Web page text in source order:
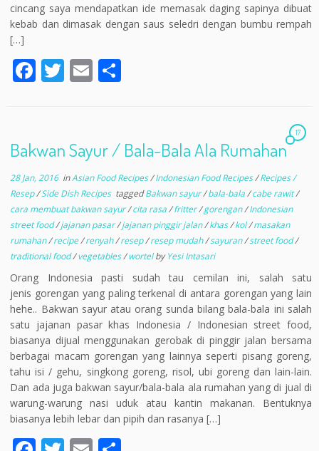
cincang saya mendapatkan ide memasak daging sapinya dibuat
kebab dan dimasak dengan saus seledri dengan bumbu rempah
[…]
F
o
o
k
T
er
E
e
Bakwan Sayur / Bala-Bala Ala Rumahan
17
28 Jan, 2016inAsian Food Recipes/Indonesian Food Recipes/Recipes /
Resep/Side Dish Recipes taggedBakwan sayur/bala-bala/cabe rawit/
cara membuat bakwan sayur/cita rasa/fritter/gorengan/Indonesian
street food/jajanan pasar/jajanan pinggir jalan/khas/kol/masakan
rumahan/recipe/renyah/resep/resep mudah/sayuran/street food/
traditional food/vegetables/wortelbyYesi Intasari
Orang Indonesia pasti sudah tau cemilan ini, salah satu
jenis gorengan yang paling terkenal di antara gorengan yang lain
hehe.. Bakwan sayur atau orang sunda bilang bala-bala ini salah
satu jajanan pasar khas Indonesia / Indonesian street food,
biasanya dijual menggunakan gerobak di pinggir jalan bersama
berbagai macam gorengan yang lainnya seperti pisang goreng,
tahu isi / gehu, singkong goreng, risol, ubi goreng dan lain-lain.
Dan ada juga bakwan sayur/bala-bala ala rumahan yang di jual di
warung-warung nasi uduk atau kantin makanan. Bentuknya
biasanya lebih lebar dan pipih dan rasanya […]